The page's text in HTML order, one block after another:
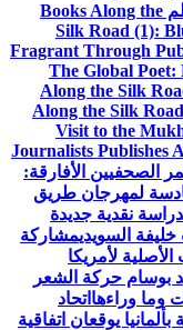
Books Along the
Silk Road (1):
Fragrant Through
The Global
Along the Silk
Along the Silk
Visit to the
Journalists Publishes
الصحفيين الأفارقة:
لمهرجان طريق
دراسة نقدية جديدة
السويديمشاركة
لأمريكا
بوسام حركة الشعر
وما وراءها اتحاد
بألمانيا يوقعان اتفاقية